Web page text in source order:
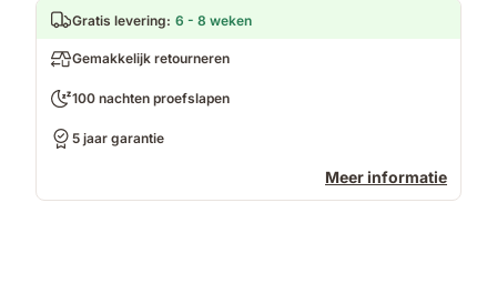
Gratis levering: 6 - 8 weken
Gemakkelijk retourneren
100 nachten proefslapen
5 jaar garantie
Meer informatie